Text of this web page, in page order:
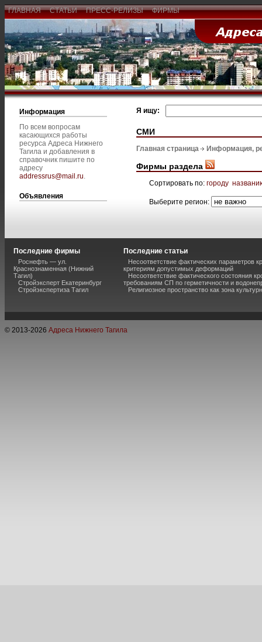
ГЛАВНАЯ СТАТЬИ ПРЕСС-РЕЛИЗЫ ФИРМЫ
Информация
По всем вопросам
касающихся работы
ресурса Адреса Нижнего
Тагила и добавления в
справочник пишите по
адресу
addressrus@mail.ru.
Объявления
Я ищу:
СМИ
Главная страница Информация,
Фирмы раздела
Сортировать по: городу
Выберите регион:
Последние фирмы
Роснефть — ул.
Краснознаменная (Нижний
Тагил)
Стройэксперт Екатеринбург
Стройэкспертиза Тагил
Последние статьи
Несоответствие фактических параметров
критериям допустимых деформаций
Несоответствие фактического состояния
требованиям СП по герметичности и
Религиозное пространство как зона
© 2013-2026 Адреса Нижнего Тагила